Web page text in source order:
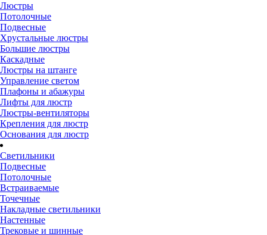
Люстры
Потолочные
Подвесные
Хрустальные люстры
Большие люстры
Каскадные
Люстры на штанге
Управление светом
Плафоны и абажуры
Лифты для люстр
Люстры-вентиляторы
Крепления для люстр
Основания для люстр
Светильники
Подвесные
Потолочные
Встраиваемые
Точечные
Накладные светильники
Настенные
Трековые и шинные